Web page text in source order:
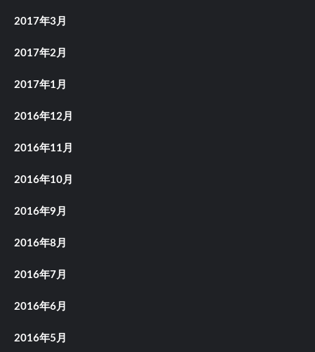
2017年3月
2017年2月
2017年1月
2016年12月
2016年11月
2016年10月
2016年9月
2016年8月
2016年7月
2016年6月
2016年5月